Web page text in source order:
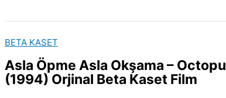
BETA KASET
Asla Öpme Asla Okşama –
(1994) Orjinal Beta Kaset Film